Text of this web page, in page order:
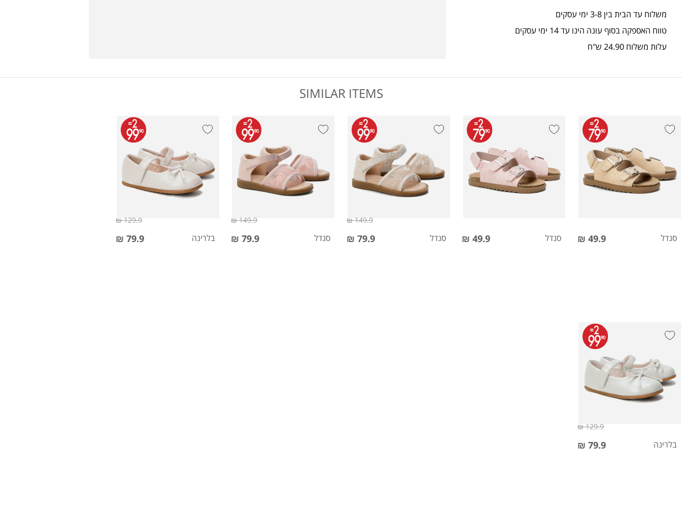
משלוח עד הבית בין 3-8 ימי עסקים
טווח האספקה בסוף עונה הינו עד 14 ימי עסקים
עלות משלוח 24.90 ש"ח
SIMILAR ITEMS
סנדל 49.9 ₪ סנדל 49.9 ₪ סנדל 79.9 ₪
149.9 ₪
סנדל 79.9 ₪
149.9 ₪
בלרינה 79.9 ₪
129.9 ₪
בלרינה 79.9 ₪
129.9 ₪